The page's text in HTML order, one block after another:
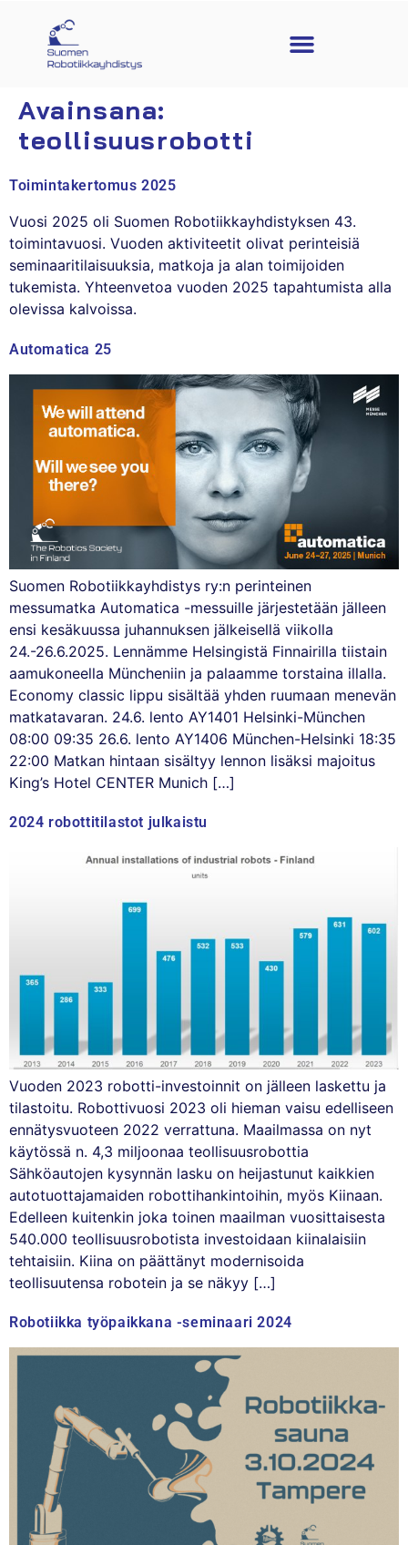
Avainsana:
teollisuusrobotti
Toimintakertomus 2025
Vuosi 2025 oli Suomen Robotiikkayhdistyksen 43.
toimintavuosi. Vuoden aktiviteetit olivat perinteisiä
seminaaritilaisuuksia, matkoja ja alan toimijoiden
tukemista. Yhteenvetoa vuoden 2025 tapahtumista alla
olevissa kalvoissa.
Automatica 25
Suomen Robotiikkayhdistys ry:n perinteinen
messumatka Automatica -messuille järjestetään jälleen
ensi kesäkuussa juhannuksen jälkeisellä viikolla
24.-26.6.2025. Lennämme Helsingistä Finnairilla tiistain
aamukoneella Müncheniin ja palaamme torstaina illalla.
Economy classic lippu sisältää yhden ruumaan menevän
matkatavaran. 24.6. lento AY1401 Helsinki-München
08:00 09:35 26.6. lento AY1406 München-Helsinki 18:35
22:00 Matkan hintaan sisältyy lennon lisäksi majoitus
King’s Hotel CENTER Munich […]
2024 robottitilastot julkaistu
Vuoden 2023 robotti-investoinnit on jälleen laskettu ja
tilastoitu. Robottivuosi 2023 oli hieman vaisu edelliseen
ennätysvuoteen 2022 verrattuna. Maailmassa on nyt
käytössä n. 4,3 miljoonaa teollisuusrobottia
Sähköautojen kysynnän lasku on heijastunut kaikkien
autotuottajamaiden robottihankintoihin, myös Kiinaan.
Edelleen kuitenkin joka toinen maailman vuosittaisesta
540.000 teollisuusrobotista investoidaan kiinalaisiin
tehtaisiin. Kiina on päättänyt modernisoida
teollisuutensa robotein ja se näkyy […]
Robotiikka työpaikkana -seminaari 2024